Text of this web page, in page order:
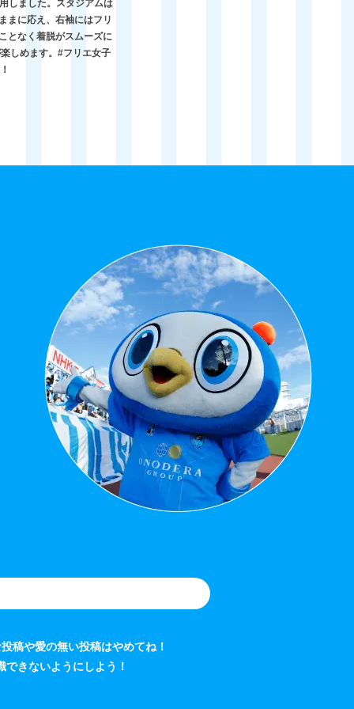
しました。スタジアムは
まに応え、右袖にはフリ
となく着脱がスムーズに
しめます。#フリエ女子
稿や愛の無い投稿はやめてね！
きないようにしよう！